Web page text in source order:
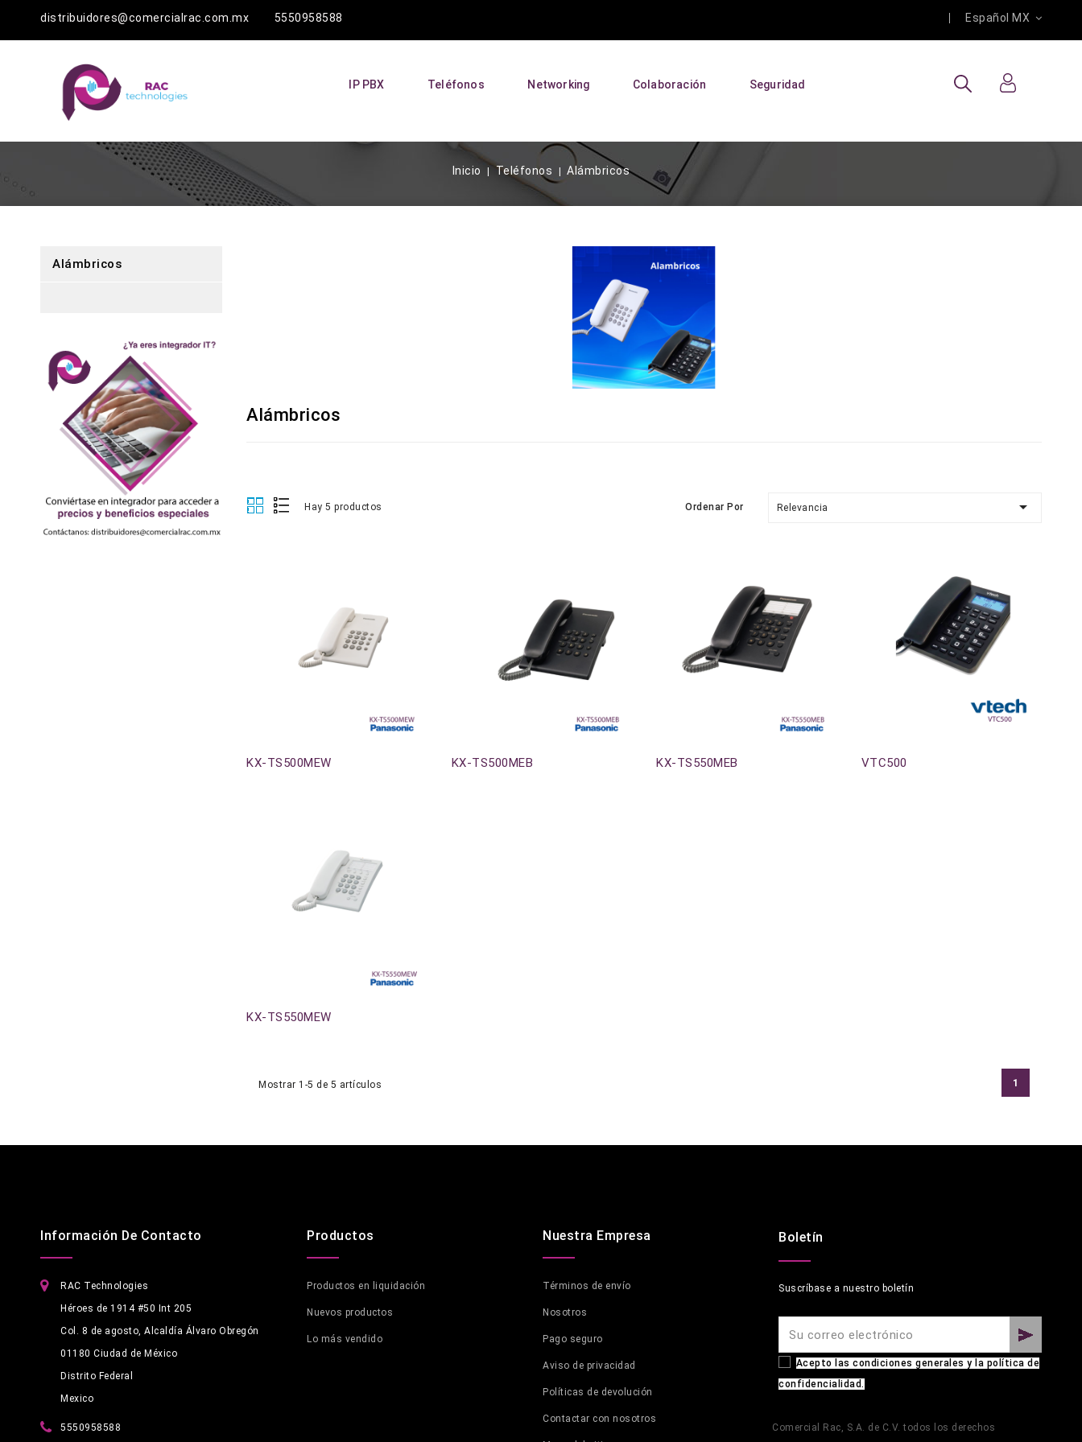
distribuidores@comercialrac.com.mx 5550958588 Español MX
IP PBX Teléfonos Networking Colaboración Seguridad
Inicio Teléfonos Alámbricos
Alámbricos
Alámbricos
Hay 5 productos Ordenar Por Relevancia 
KX-TS500MEW KX-TS500MEB KX-TS550MEB VTC500
KX-TS550MEW
Mostrar 1-5 de 5 artículos 1
Información De Contacto
RAC Technologies
Héroes de 1914 #50 Int 205
Col. 8 de agosto, Alcaldía Álvaro Obregón
01180 Ciudad de México
Distrito Federal
Mexico
5550958588
Productos
Productos en liquidación
Nuevos productos
Lo más vendido
Nuestra Empresa
Términos de envío
Nosotros
Pago seguro
Aviso de privacidad
Políticas de devolución
Contactar con nosotros
Boletín
Suscríbase a nuestro boletín
Acepto las condiciones generales y la política de
confidencialidad.
Comercial Rac, S.A. de C.V. todos los derechos